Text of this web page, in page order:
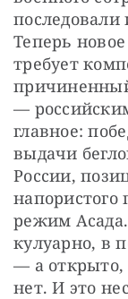
последовали
Теперь
требует
—
главное:
выдачи
России,
напористого
режим Асада.
кулуарно, в
— а открыто,
нет. И это